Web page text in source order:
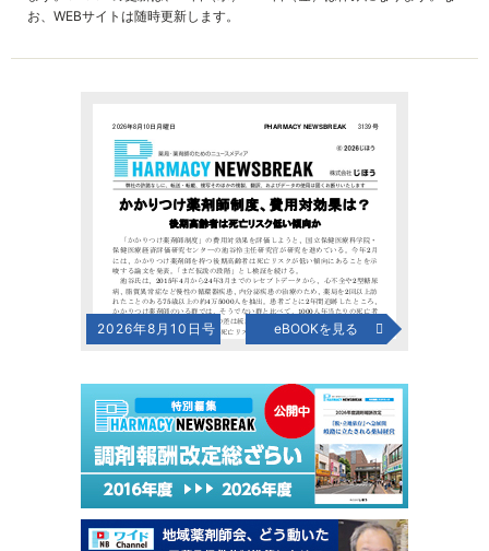
お、WEBサイトは随時更新します。
2026年8月10日号 eBOOKを見る